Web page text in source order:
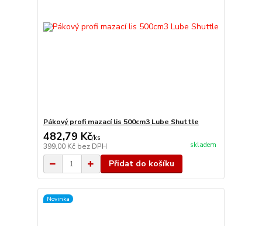
Pákový profi mazací lis 500cm3 Lube Shuttle
482,79 Kč/ks
399,00 Kč bez DPH skladem
Přidat do košíku
Novinka